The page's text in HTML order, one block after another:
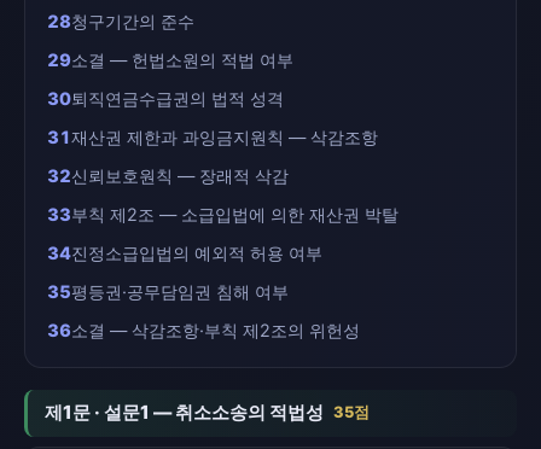
28청구기간의 준수
29소결 — 헌법소원의 적법 여부
30퇴직연금수급권의 법적 성격
31재산권 제한과 과잉금지원칙 — 삭감조항
32신뢰보호원칙 — 장래적 삭감
33부칙 제2조 — 소급입법에 의한 재산권 박탈
34진정소급입법의 예외적 허용 여부
35평등권·공무담임권 침해 여부
36소결 — 삭감조항·부칙 제2조의 위헌성
제1문 · 설문1 — 취소소송의 적법성 35점